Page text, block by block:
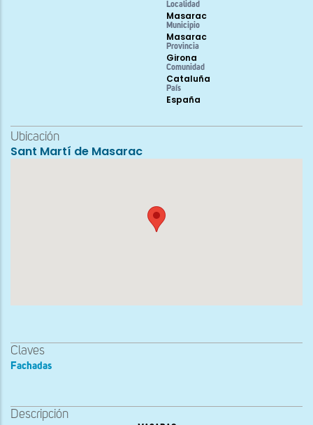
Localidad
Masarac
Municipio
Masarac
Provincia
Girona
Comunidad
Cataluña
País
España
Ubicación
Sant Martí de Masarac
Claves
Fachadas
Descripción